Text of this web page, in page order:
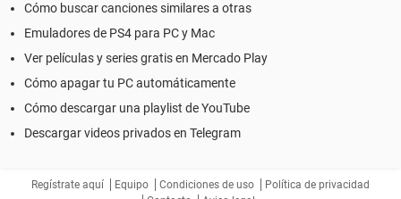
Cómo buscar canciones similares a otras
Emuladores de PS4 para PC y Mac
Ver películas y series gratis en Mercado Play
Cómo apagar tu PC automáticamente
Cómo descargar una playlist de YouTube
Descargar videos privados en Telegram
Regístrate aquí Equipo Condiciones de uso
Política de privacidad